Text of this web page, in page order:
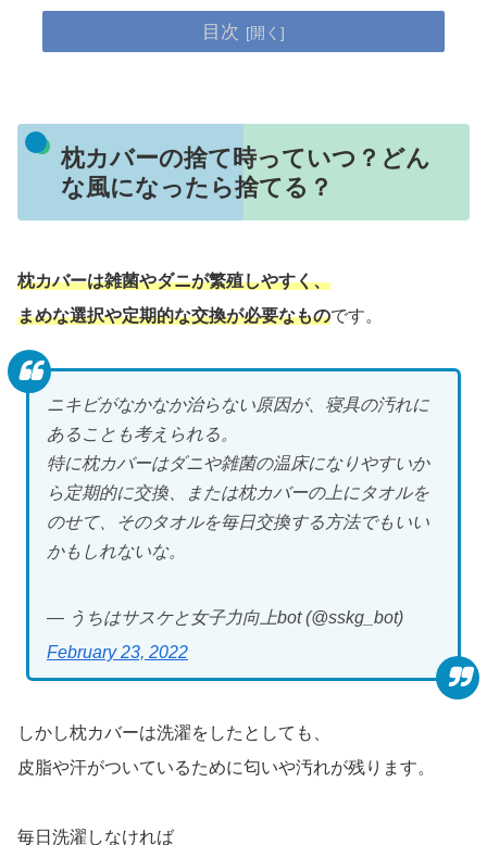
目次
枕カバーの捨て時っていつ？どん
な風になったら捨てる？
枕カバーは雑菌やダニが繁殖しやすく、
まめな選択や定期的な交換が必要なものです。
ニキビがなかなか治らない原因が、寝具の汚れに
あることも考えられる。
特に枕カバーはダニや雑菌の温床になりやすいか
ら定期的に交換、または枕カバーの上にタオルを
のせて、そのタオルを毎日交換する方法でもいい
かもしれないな。
— うちはサスケと女子力向上bot (@sskg_bot)
February 23, 2022
しかし枕カバーは洗濯をしたとしても、
皮脂や汗がついているために匂いや汚れが残ります。
毎日洗濯しなければ